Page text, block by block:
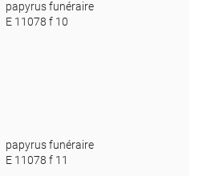
papyrus funéraire
E 11078 f 10
papyrus funéraire
E 11078 f 11